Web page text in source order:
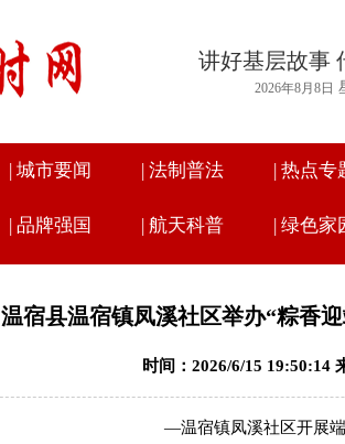
讲好基层故事
2026年8月8日
| 城市要闻 | 法制普法 | 热点专
| 品牌强国 | 航天科普 | 绿色家
温宿县温宿镇凤溪社区举办“粽香
时间：2026/6/15 19:50:14
—温宿镇凤溪社区开展